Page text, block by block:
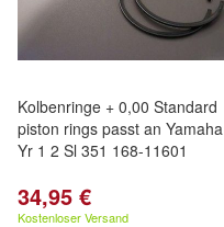
Kolbenringe + 0,00 Standard
piston rings passt an Yamaha
Yr 1 2 Sl 351 168-11601
34,95 €
Kostenloser Versand